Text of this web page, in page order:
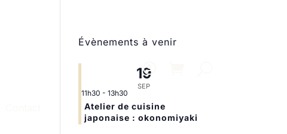
Évènements à venir
19
SEP
11h30 - 13h30
Atelier de cuisine
japonaise : okonomiyaki